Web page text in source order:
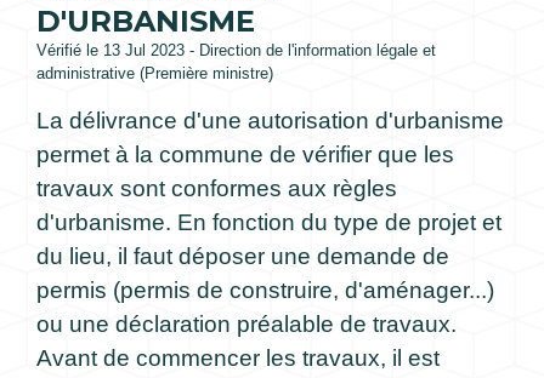
D'URBANISME
Vérifié le 13 Jul 2023 - Direction de l'information légale et
administrative (Première ministre)
La délivrance d'une autorisation d'urbanisme
permet à la commune de vérifier que les
travaux sont conformes aux règles
d'urbanisme. En fonction du type de projet et
du lieu, il faut déposer une demande de
permis (permis de construire, d'aménager...)
ou une déclaration préalable de travaux.
Avant de commencer les travaux, il est